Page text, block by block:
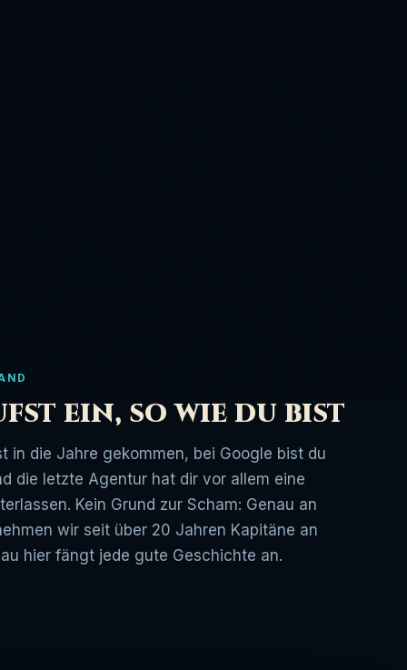
ein, so wie du bist
in die Jahre gekommen, bei Google bist du
die letzte Agentur hat dir vor allem eine
Kein Grund zur Scham: Genau an
wir seit über 20 Jahren Kapitäne an
hier fängt jede gute Geschichte an.